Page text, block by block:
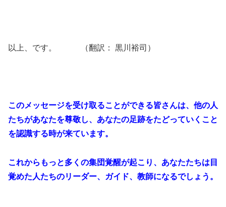
以上、です。 （翻訳： 黒川裕司）
このメッセージを受け取ることができる皆さんは、他の人
たちがあなたを尊敬し、あなたの足跡をたどっていくこと
を認識する時が来ています。
これからもっと多くの集団覚醒が起こり、あなたたちは目
覚めた人たちのリーダー、ガイド、教師になるでしょう。